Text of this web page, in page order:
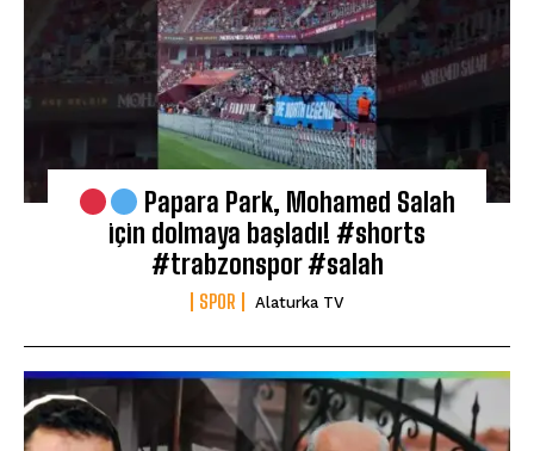
Papara Park, Mohamed Salah
için dolmaya başladı! #shorts
#trabzonspor #salah
SPOR Alaturka TV